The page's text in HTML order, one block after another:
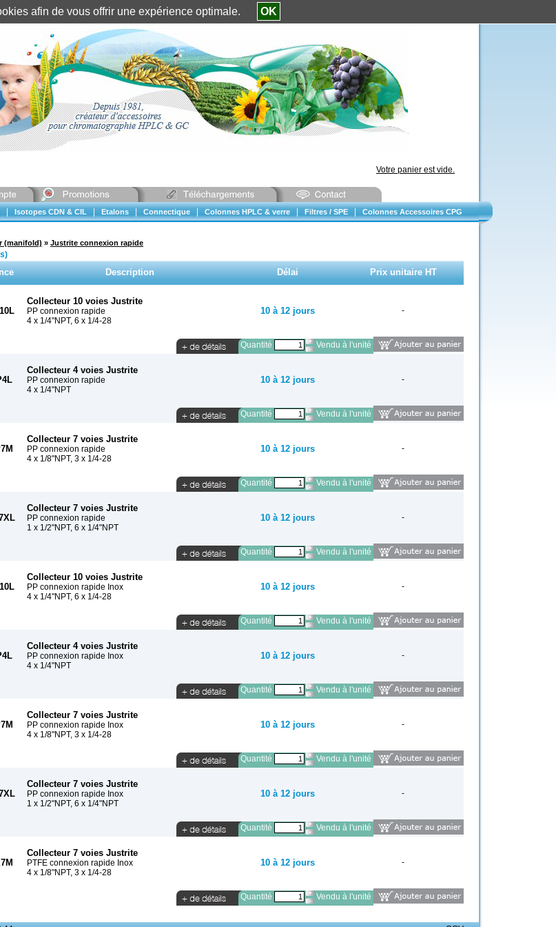
Identification client ||Mon compte
Votre panier est vide.
Isotopes CDN & CIL Etalons Connectique Colonnes HPLC & verre Filtres / SPE Colonnes Accessoires CPG
(manifold) » Justrite connexion rapide
Description Délai Prix unitaire HT
Collecteur 10 voies Justrite
PP connexion rapide
4 x 1/4"NPT, 6 x 1/4-28
10 à 12 jours -
Quantité Vendu à l'unité
Collecteur 4 voies Justrite
PP connexion rapide
4 x 1/4"NPT
10 à 12 jours -
Quantité Vendu à l'unité
Collecteur 7 voies Justrite
PP connexion rapide
4 x 1/8"NPT, 3 x 1/4-28
10 à 12 jours -
Quantité Vendu à l'unité
Collecteur 7 voies Justrite
PP connexion rapide
1 x 1/2"NPT, 6 x 1/4"NPT
10 à 12 jours -
Quantité Vendu à l'unité
Collecteur 10 voies Justrite
PP connexion rapide Inox
4 x 1/4"NPT, 6 x 1/4-28
10 à 12 jours -
Quantité Vendu à l'unité
Collecteur 4 voies Justrite
PP connexion rapide Inox
4 x 1/4"NPT
10 à 12 jours -
Quantité Vendu à l'unité
Collecteur 7 voies Justrite
PP connexion rapide Inox
4 x 1/8"NPT, 3 x 1/4-28
10 à 12 jours -
Quantité Vendu à l'unité
Collecteur 7 voies Justrite
PP connexion rapide Inox
1 x 1/2"NPT, 6 x 1/4"NPT
10 à 12 jours -
Quantité Vendu à l'unité
Collecteur 7 voies Justrite
PTFE connexion rapide Inox
4 x 1/8"NPT, 3 x 1/4-28
10 à 12 jours -
Quantité Vendu à l'unité
afin de vous offrir une expérience optimale. OK